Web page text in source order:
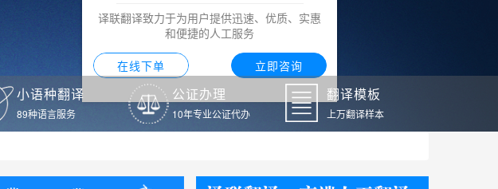
译联翻译致力于为用户提供迅速、优质、实惠
和便捷的人工服务
在线下单 立即咨询
小语种翻译
89种语言服务
公证办理
10年专业公证代办
翻译模板
上万翻译样本